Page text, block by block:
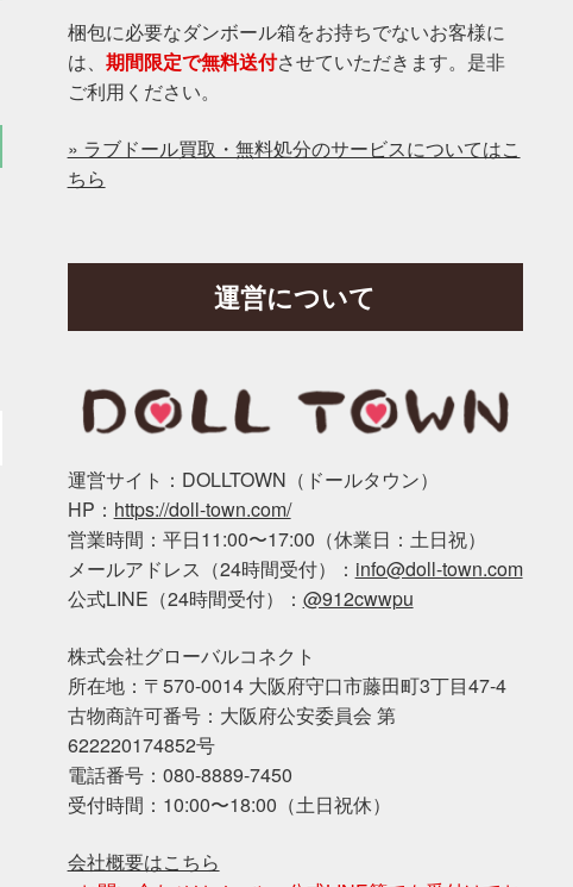
梱包に必要なダンボール箱をお持ちでないお客様に
は、 期間限定で無料送付させていただきます。是非
ご利用ください。
» ラブドール買取・無料処分のサービスについてはこ
ちら
運営について
運営サイト：DOLLTOWN（ドールタウン）
HP： https://doll-town.com/
営業時間：平日11:00〜17:00（休業日：土日祝）
メールアドレス（24時間受付）： info@doll-town.com
公式LINE（24時間受付）： @912cwwpu
株式会社グローバルコネクト
所在地：〒570-0014 大阪府守口市藤田町3丁目47-4
古物商許可番号：大阪府公安委員会 第
622220174852号
電話番号：080-8889-7450
受付時間：10:00〜18:00（土日祝休）
会社概要はこちら